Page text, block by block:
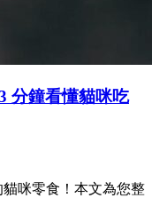
分鐘看懂貓咪吃
咪零食！本文為您整